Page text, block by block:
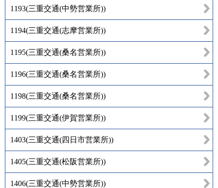
1193(三重交通(中勢営業所))
1194(三重交通(志摩営業所))
1195(三重交通(桑名営業所))
1196(三重交通(桑名営業所))
1198(三重交通(桑名営業所))
1199(三重交通(伊賀営業所))
1403(三重交通(四日市営業所))
1405(三重交通(松阪営業所))
1406(三重交通(中勢営業所))